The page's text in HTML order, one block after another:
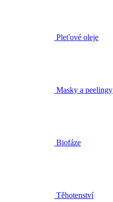
Pleťové oleje
Masky a peelingy
Biofáze
Těhotenství